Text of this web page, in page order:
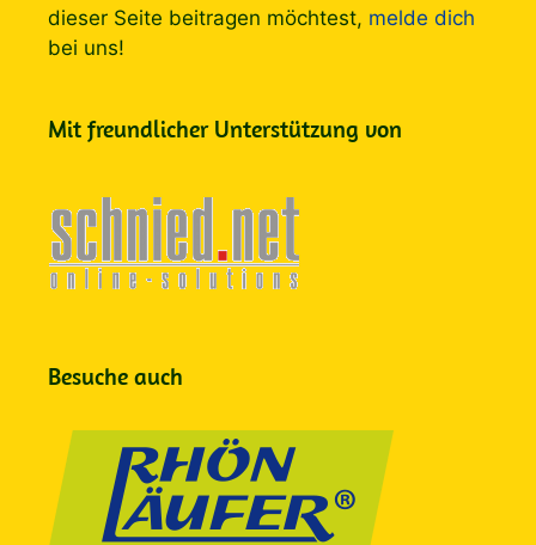
dieser Seite beitragen möchtest, melde dich
bei uns!
Mit freundlicher Unterstützung von
Besuche auch